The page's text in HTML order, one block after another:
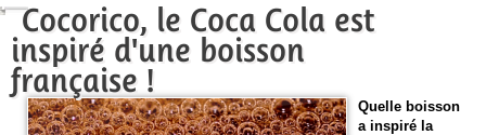
Cocorico, le Coca Cola est
inspiré d'une boisson
française !
Quelle boisson
a inspiré la